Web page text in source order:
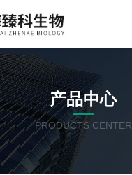
产品中心
PRODUCTS CENTER